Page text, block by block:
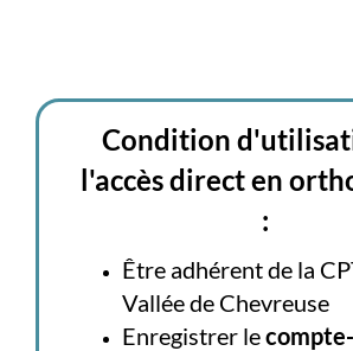
Condition
l'accès direct en
:
Être adhérent de la
Vallée de Chevreuse
Enregistrer le